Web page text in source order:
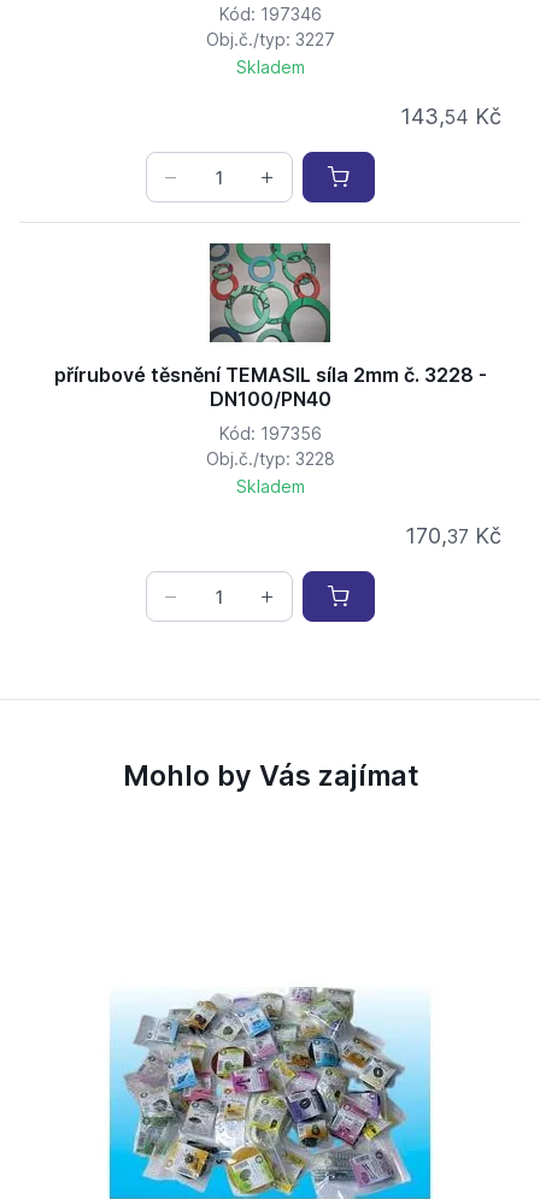
Kód: 197346
Obj.č./typ: 3227
Skladem
143,54 Kč
přírubové těsnění TEMASIL síla 2mm č. 3228 -
DN100/PN40
Kód: 197356
Obj.č./typ: 3228
Skladem
170,37 Kč
Mohlo by Vás zajímat